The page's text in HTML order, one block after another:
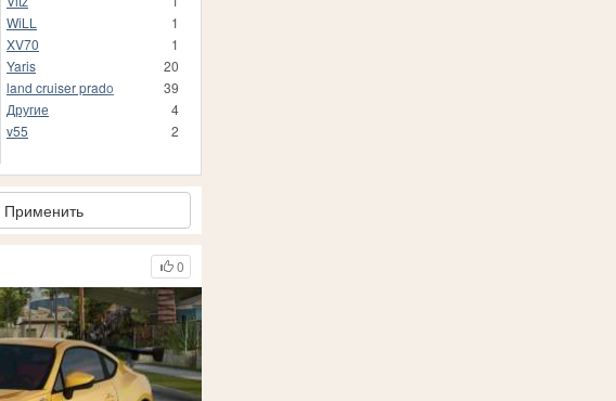
WiLL
1
XV70
1
Yaris
20
land cruiser prado
39
Другие
4
v55
2
Применить
0